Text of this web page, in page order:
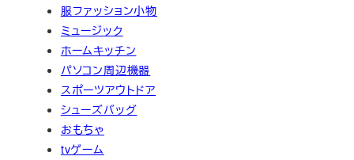
服ファッション小物
ミュージック
ホームキッチン
パソコン周辺機器
スポーツアウトドア
シューズバッグ
おもちゃ
tvゲーム